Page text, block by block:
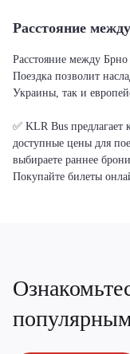
Расстояние
Расстояние между
Поездка позволит
Украины, так и
✅ KLR Bus предлагает
доступные цены для
выбираете раннее
Покупайте билеты